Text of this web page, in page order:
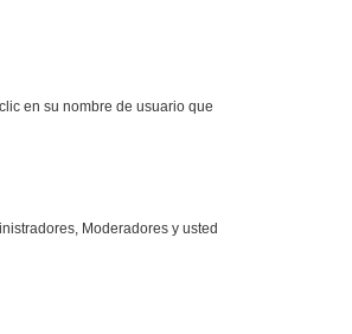
en su nombre de usuario que
Moderadores y usted